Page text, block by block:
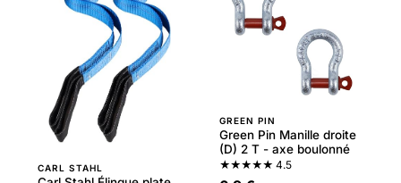
CARL STAHL
GREEN PIN
Green Pin Manille droite
(D) 2 T - axe boulonné
★★★★★ 4.5